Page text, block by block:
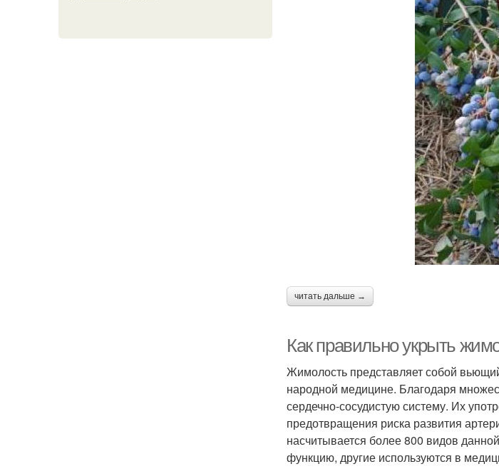
читать дальше →
Как правильно укрыть
Жимолость представляет собой
народной медицине. Благодаря
сердечно-сосудистую систему. Их
предотвращения риска развития
насчитывается более 800 видов
функцию, другие используются в